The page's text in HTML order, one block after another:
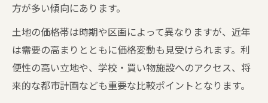
方が多い傾向にあります。
土地の価格帯は時期や区画によって異なりますが、近年
は需要の高まりとともに価格変動も見受けられます。利
便性の高い立地や、学校・買い物施設へのアクセス、将
来的な都市計画なども重要な比較ポイントとなります。